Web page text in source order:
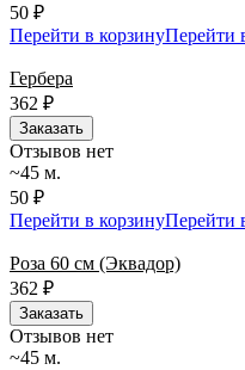
50 ₽
Перейти в корзинуПерейти
Гербера
362 ₽
Заказать
Отзывов нет
~45 м.
50 ₽
Перейти в корзинуПерейти
Роза 60 см (Эквадор)
362 ₽
Заказать
Отзывов нет
~45 м.